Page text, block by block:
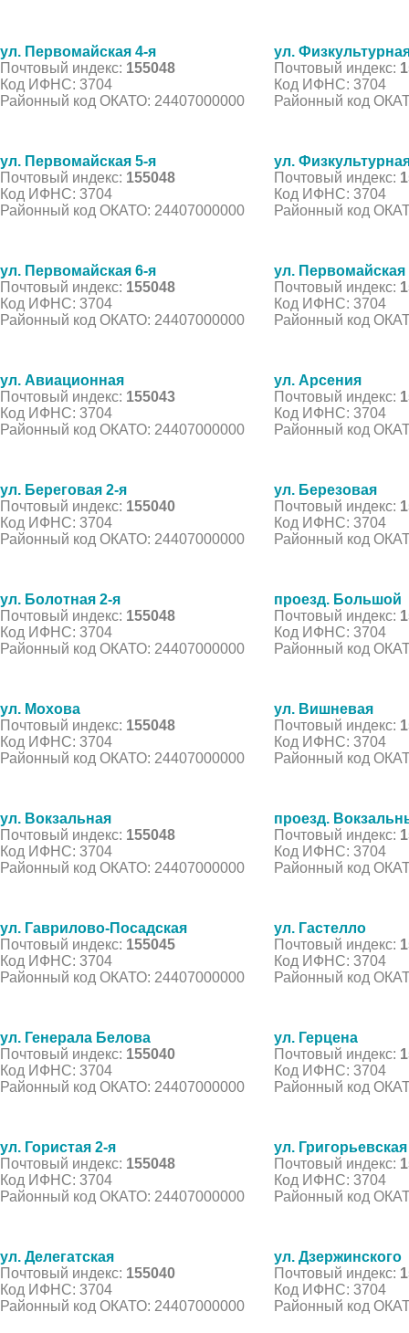
ул. Первомайская 4-я
Почтовый индекс: 155048
Код ИФНС: 3704
Районный код ОКАТО: 24407000000
ул.
Почтовый индекс:
Код ИФНС: 3704
Районный код
ул. Первомайская 5-я
Почтовый индекс: 155048
Код ИФНС: 3704
Районный код ОКАТО: 24407000000
ул.
Почтовый индекс:
Код ИФНС: 3704
Районный код
ул. Первомайская 6-я
Почтовый индекс: 155048
Код ИФНС: 3704
Районный код ОКАТО: 24407000000
ул. Первомайская
Почтовый индекс:
Код ИФНС: 3704
Районный код
ул. Авиационная
Почтовый индекс: 155043
Код ИФНС: 3704
Районный код ОКАТО: 24407000000
ул. Арсения
Почтовый индекс:
Код ИФНС: 3704
Районный код
ул. Береговая 2-я
Почтовый индекс: 155040
Код ИФНС: 3704
Районный код ОКАТО: 24407000000
ул. Березовая
Почтовый индекс:
Код ИФНС: 3704
Районный код
ул. Болотная 2-я
Почтовый индекс: 155048
Код ИФНС: 3704
Районный код ОКАТО: 24407000000
проезд. Большой
Почтовый индекс:
Код ИФНС: 3704
Районный код
ул. Мохова
Почтовый индекс: 155048
Код ИФНС: 3704
Районный код ОКАТО: 24407000000
ул. Вишневая
Почтовый индекс:
Код ИФНС: 3704
Районный код
ул. Вокзальная
Почтовый индекс: 155048
Код ИФНС: 3704
Районный код ОКАТО: 24407000000
проезд.
Почтовый индекс:
Код ИФНС: 3704
Районный код
ул. Гаврилово-Посадская
Почтовый индекс: 155045
Код ИФНС: 3704
Районный код ОКАТО: 24407000000
ул. Гастелло
Почтовый индекс:
Код ИФНС: 3704
Районный код
ул. Генерала Белова
Почтовый индекс: 155040
Код ИФНС: 3704
Районный код ОКАТО: 24407000000
ул. Герцена
Почтовый индекс:
Код ИФНС: 3704
Районный код
ул. Гористая 2-я
Почтовый индекс: 155048
Код ИФНС: 3704
Районный код ОКАТО: 24407000000
ул. Григорьевская
Почтовый индекс:
Код ИФНС: 3704
Районный код
ул. Делегатская
Почтовый индекс: 155040
Код ИФНС: 3704
Районный код ОКАТО: 24407000000
ул. Дзержинского
Почтовый индекс:
Код ИФНС: 3704
Районный код